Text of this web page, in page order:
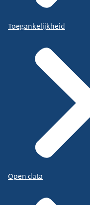
Toegankelijkheid
Open data